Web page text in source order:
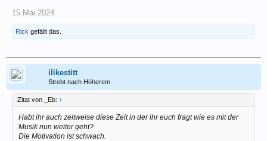
15.Mai.2024
Rick gefällt das.
ilikestitt
Strebt nach Höherem
Zitat von _Eb: ↑
Habt ihr auch zeitweise diese Zeit in der ihr euch fragt wie es mit der
Musik nun weiter geht?
Die Motivation ist schwach.